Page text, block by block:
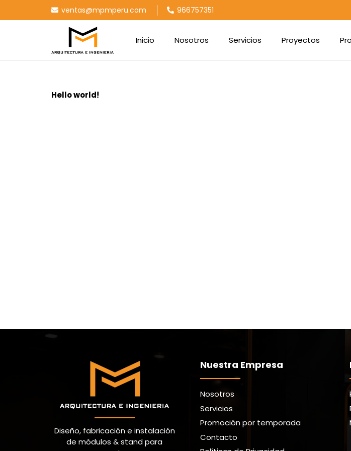
ventas@mpmperu.com 966757351
Inicio Nosotros Servicios Proyectos
Hello world!
Diseño, fabricación e instalación
de módulos & stand para
Nuestra Empresa
Nosotros
Servicios
Promoción por temporada
Contacto